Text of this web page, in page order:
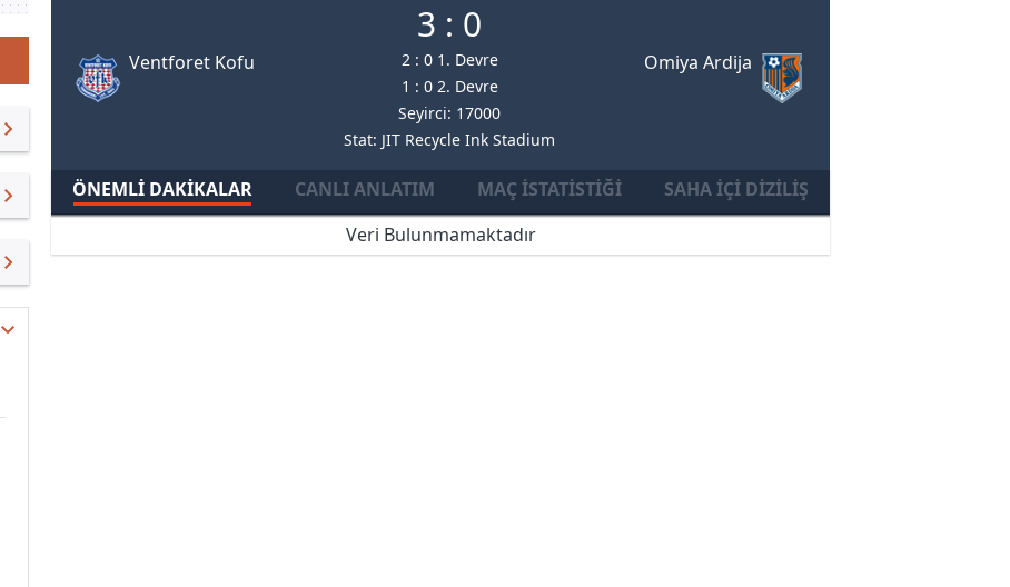
Ventforet Kofu
3 : 0
2 : 0 1. Devre
1 : 0 2. Devre
Seyirci: 17000
Stat: JIT Recycle Ink Stadium
Omiya Ardija
ÖNEMLI DAKIKALAR CANLI ANLATIM MAÇ İSTATISTIĞI
SAHA İÇI DIZILIŞ
Veri Bulunmamaktadır